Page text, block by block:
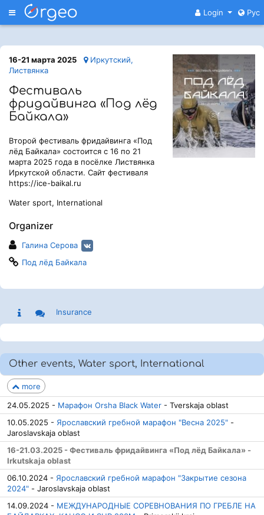
Меню Login Рус
16-21 марта 2025
Иркутский,
Листвянка
Фестиваль
фридайвинга «Под лёд
Байкала»
Второй фестиваль фридайвинга «Под
лёд Байкала» состоится с 16 по 21
марта 2025 года в посёлке Листвянка
Иркутской области. Сайт фестиваля
https://ice-baikal.ru
Water sport, International
Organizer
Галина Серова
Под лёд Байкала
Insurance
Other events, Water sport, International
more
24.05.2025 - Марафон Orsha Black Water - Tverskaja oblast
10.05.2025 - Ярославский гребной марафон "Весна 2025" -
Jaroslavskaja oblast
16-21.03.2025 - Фестиваль фридайвинга «Под лёд Байкала» -
Irkutskaja oblast
06.10.2024 - Ярославский гребной марафон "Закрытие сезона
2024" - Jaroslavskaja oblast
14.09.2024 - МЕЖДУНАРОДНЫЕ СОРЕВНОВАНИЯ ПО ГРЕБЛЕ НА